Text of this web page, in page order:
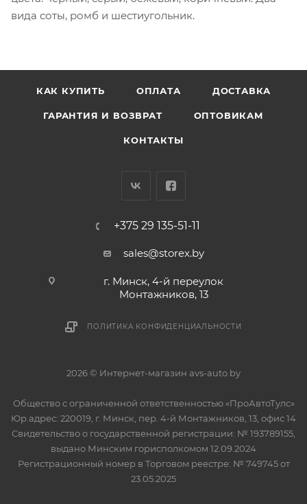
вида соты, ромб и шестиугольник.
КАК КУПИТЬ ОПЛАТА ДОСТАВКА
ГАРАНТИЯ И ВОЗВРАТ ОПТОВИКАМ
КОНТАКТЫ
+375 29 135-51-11
sales@storex.by
г. Минск, 4-й переулок
Монтажников, 13
ПОЛИТИКА КОНФИДЕНЦИАЛЬНОСТИ
2026 © Интернет-магазин avs-auto.by
Общество с ограниченной ответственностью «ПроАвтоТулс»
Юр.адрес: 220019, г. Минск, пер. 4-й Монтажников, 13, офис 14
Свидетельство о государственной регистрации: № 193789155,
выдано Минским горисполкомом 12.09.2024
Регистрационный номер в Торговом реестре: № 749745 от
23.05.2025